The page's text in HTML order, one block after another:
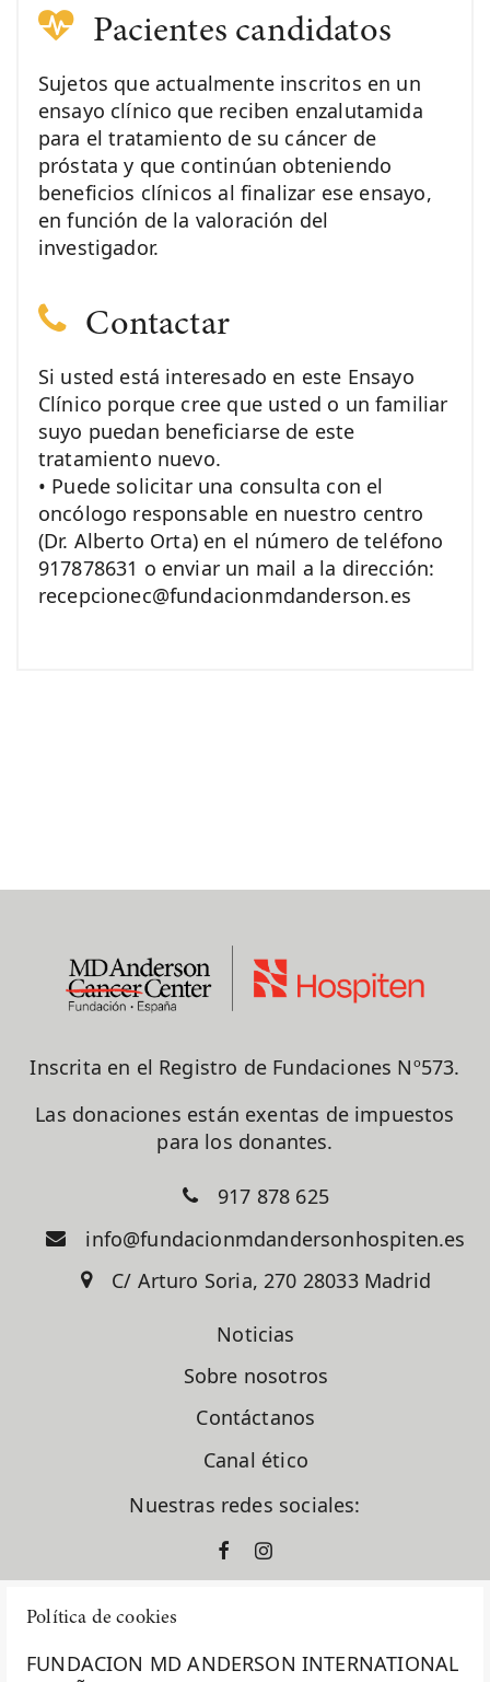
Política de cookies
FUNDACION MD ANDERSON INTERNATIONAL
Pacientes candidatos
Sujetos que actualmente inscritos en un
ensayo clínico que reciben enzalutamida
para el tratamiento de su cáncer de
próstata y que continúan obteniendo
beneficios clínicos al finalizar ese ensayo,
en función de la valoración del
investigador.
Contactar
Si usted está interesado en este Ensayo
Clínico porque cree que usted o un familiar
suyo puedan beneficiarse de este
tratamiento nuevo.
• Puede solicitar una consulta con el
oncólogo responsable en nuestro centro
(Dr. Alberto Orta) en el número de teléfono
917878631 o enviar un mail a la dirección:
recepcionec@fundacionmdanderson.es
Inscrita en el Registro de Fundaciones Nº573.
Las donaciones están exentas de impuestos
para los donantes.
917 878 625
info@fundacionmdandersonhospiten.es
C/ Arturo Soria, 270 28033 Madrid
Noticias
Sobre nosotros
Contáctanos
Canal ético
Nuestras redes sociales: